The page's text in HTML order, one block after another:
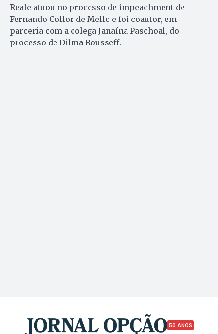
Reale atuou no processo de impeachment de
Fernando Collor de Mello e foi coautor, em
parceria com a colega Janaína Paschoal, do
processo de Dilma Rousseff.
50 ANOS